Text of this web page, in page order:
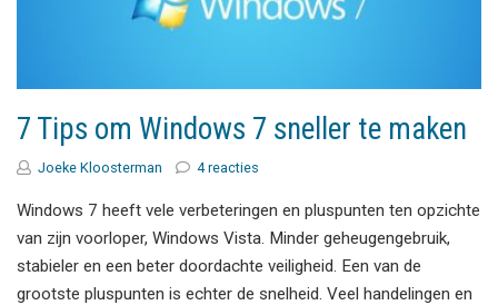
7 Tips om Windows 7 sneller te maken
Joeke Kloosterman 4 reacties
Windows 7 heeft vele verbeteringen en pluspunten ten opzichte
van zijn voorloper, Windows Vista. Minder geheugengebruik,
stabieler en een beter doordachte veiligheid. Een van de
grootste pluspunten is echter de snelheid. Veel handelingen en